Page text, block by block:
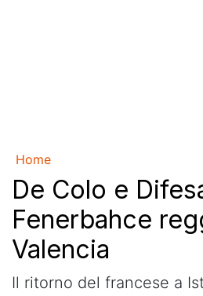
Home
De Colo e
Fenerbahce
Valencia
Il ritorno del francese a